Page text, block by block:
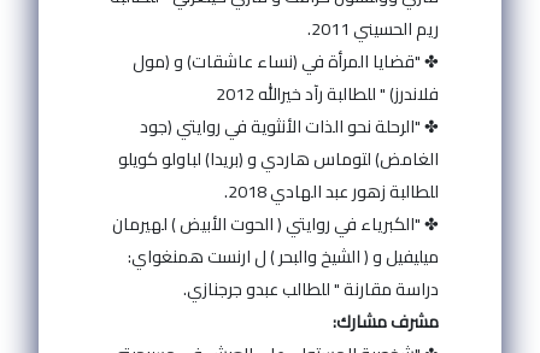
ريم الحسيني 2011.
✤ "قضايا المرأة في (نساء عاشقات) و (مول
فلاندرز) " للطالبة رآد خيرالله 2012
✤ "الرحلة نحو الذات الأنثوية في روايتي (جود
الغامض) لتوماس هاردي و (بريدا) لباولو كويلو
للطالبة زهور عبد الهادي 2018.
✤ "الكبرياء في روايتي ( الحوت الأبيض ) لهيرمان
ميليفيل و ( الشيخ والبحر ) ل ارنست همنغواي:
دراسة مقارنة " للطالب عبدو جرجنازي.
مشرف مشارك: